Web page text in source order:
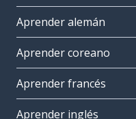
Aprender alemán
Aprender coreano
Aprender francés
Aprender inglés